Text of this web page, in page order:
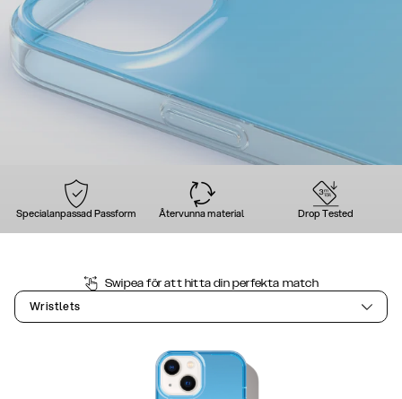
Specialanpassad Passform Återvunna material Drop Tested
Swipea för att hitta din perfekta match
Wristlets